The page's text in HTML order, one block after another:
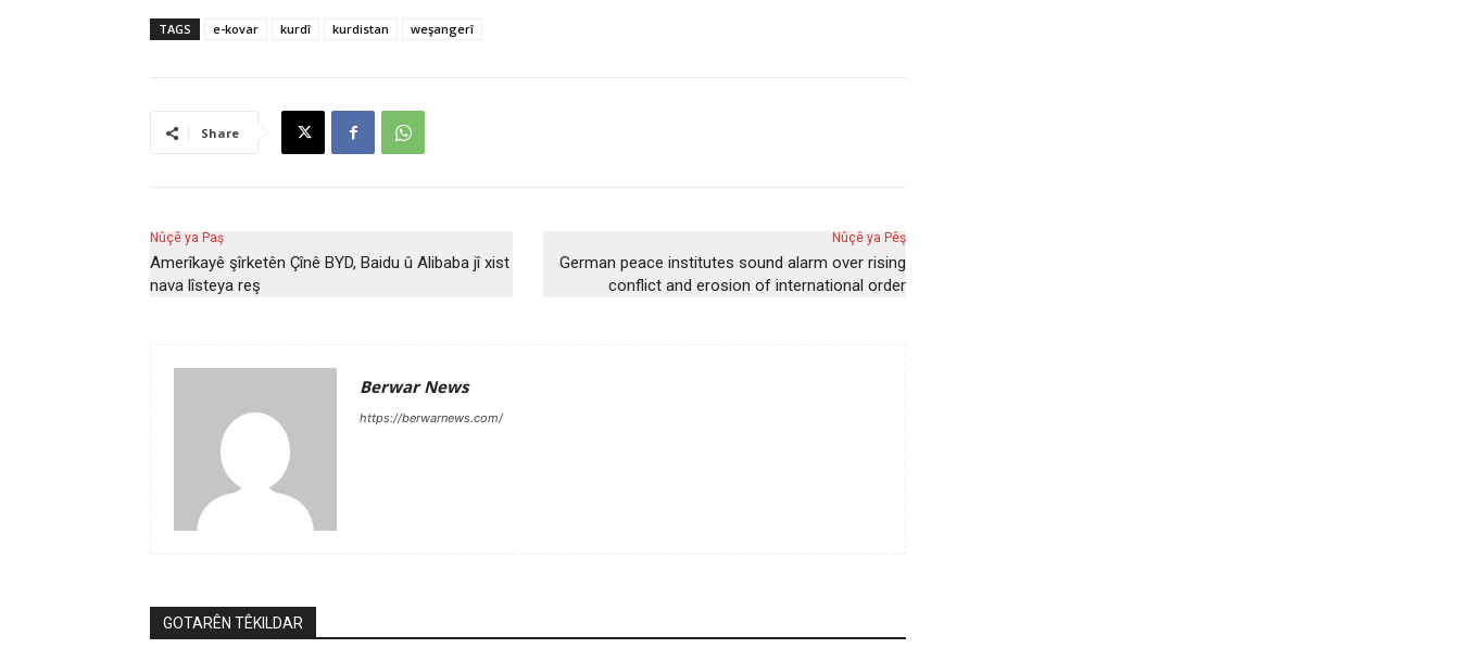
TAGS e-kovar kurdî kurdistan weşangerî
Share
Nûçê ya Paş
Amerîkayê şîrketên Çînê BYD, Baidu û Alibaba jî xist
nava lîsteya reş
Nûçê ya Pêş
German peace institutes sound alarm over rising
conflict and erosion of international order
Berwar News
https://berwarnews.com/
GOTARÊN TÊKILDAR